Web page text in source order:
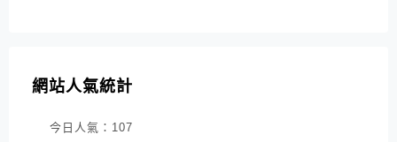
網站人氣統計
今日人氣： 107